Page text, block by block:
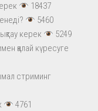
18437
5460
керек
5249
қалай күресуге
стриминг
4761